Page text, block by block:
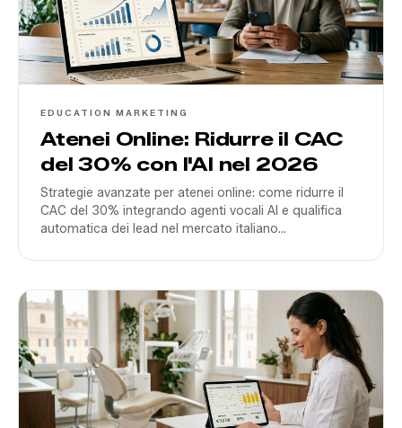
EDUCATION MARKETING
Atenei Online: Ridurre il CAC
del 30% con l'AI nel 2026
Strategie avanzate per atenei online: come ridurre il
CAC del 30% integrando agenti vocali AI e qualifica
automatica dei lead nel mercato italiano